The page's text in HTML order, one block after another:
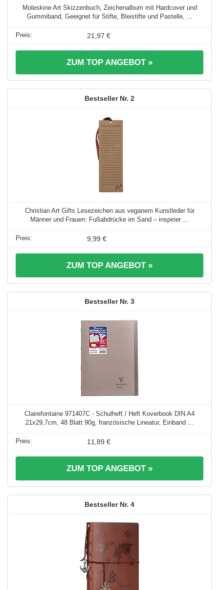
Moleskine Art Skizzenbuch, Zeichenalbum mit Hardcover und
Gummiband, Geeignet für Stifte, Bleistifte und Pastelle, ...
21,97 €
ZUM TOP ANGEBOT »
2
Christian Art Gifts Lesezeichen aus veganem Kunstleder für
Männer und Frauen: Fußabdrücke im Sand – inspirier ...
9,99 €
ZUM TOP ANGEBOT »
3
Clairefontaine 971407C - Schulheft / Heft Koverbook DIN A4
21x29,7cm, 48 Blatt 90g, französische Lineatur, Einband ...
11,89 €
ZUM TOP ANGEBOT »
4